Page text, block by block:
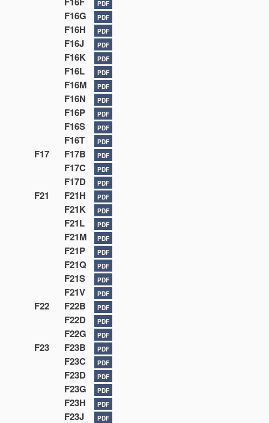
PDF
F16G PDF
F16H PDF
F16J PDF
F16K PDF
F16L PDF
F16M PDF
F16N PDF
F16P PDF
F16S PDF
F16T PDF
F17 F17B PDF
F17C PDF
F17D PDF
F21 F21H PDF
F21K PDF
F21L PDF
F21M PDF
F21P PDF
F21Q PDF
F21S PDF
F21V PDF
F22 F22B PDF
F22D PDF
F22G PDF
F23 F23B PDF
F23C PDF
F23D PDF
F23G PDF
F23H PDF
F23J PDF